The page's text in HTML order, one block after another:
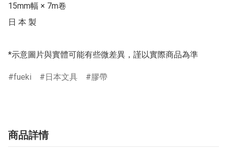
15mm幅 × 7m卷
日 本 製
*示意圖片與實體可能有些微差異，謹以實際商品為準
fueki 日本文具 膠帶
商品詳情